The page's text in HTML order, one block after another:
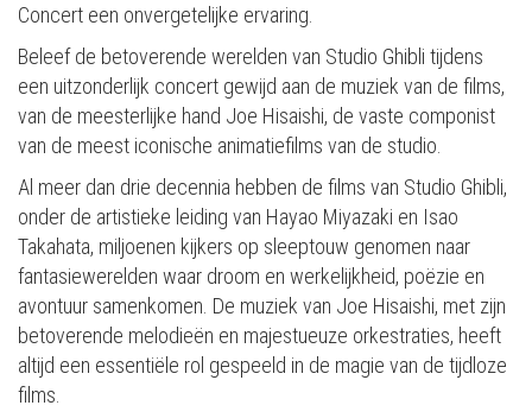
Concert een onvergetelijke ervaring.
Beleef de betoverende werelden van Studio Ghibli tijdens
een uitzonderlijk concert gewijd aan de muziek van de films,
van de meesterlijke hand Joe Hisaishi, de vaste componist
van de meest iconische animatiefilms van de studio.
Al meer dan drie decennia hebben de films van Studio Ghibli,
onder de artistieke leiding van Hayao Miyazaki en Isao
Takahata, miljoenen kijkers op sleeptouw genomen naar
fantasiewerelden waar droom en werkelijkheid, poëzie en
avontuur samenkomen. De muziek van Joe Hisaishi, met zijn
betoverende melodieën en majestueuze orkestraties, heeft
altijd een essentiële rol gespeeld in de magie van de tijdloze
films.